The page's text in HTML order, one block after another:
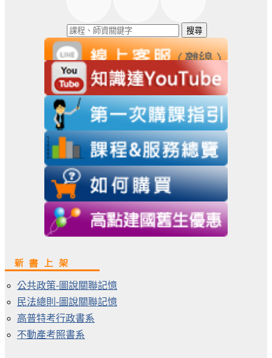
搜尋
公共政策-圖說關聯記憶
民法總則-圖說關聯記憶
高普特考行政書系
不動產考照書系